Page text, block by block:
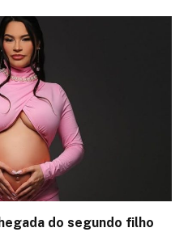
do segundo filho